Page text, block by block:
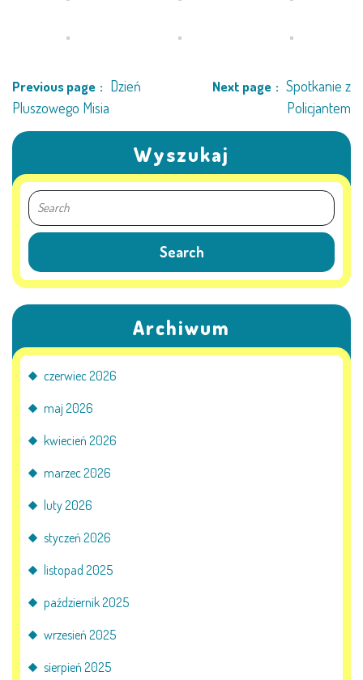
Previous page
Dzień
Pluszowego Misia
Next page
Spotkanie z
Policjantem
Wyszukaj
Archiwum
czerwiec 2026
maj 2026
kwiecień 2026
marzec 2026
luty 2026
styczeń 2026
listopad 2025
październik 2025
wrzesień 2025
sierpień 2025